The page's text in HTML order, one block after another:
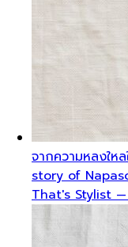
จากความหลงให
story of
That's Stylist —